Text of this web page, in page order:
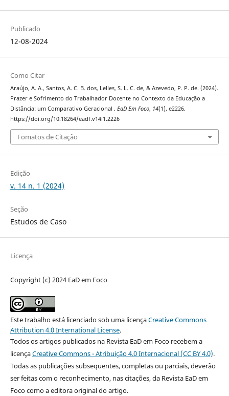
Publicado
12-08-2024
Como Citar
Araújo, A. A., Santos, A. C. B. dos, Lelles, S. L. C. de, & Azevedo, P. P. de. (2024).
Prazer e Sofrimento do Trabalhador Docente no Contexto da Educação a
Distância: um Comparativo Geracional . EaD Em Foco, 14(1), e2226.
https://doi.org/10.18264/eadf.v14i1.2226
Fomatos de Citação
Edição
v. 14 n. 1 (2024)
Seção
Estudos de Caso
Licença
Copyright (c) 2024 EaD em Foco
Este trabalho está licenciado sob uma licençaCreative Commons
Attribution 4.0 International License.
Todos os artigos publicados na Revista EaD em Foco recebem a
licençaCreative Commons - Atribuição 4.0 Internacional (CC BY 4.0).
Todas as publicações subsequentes, completas ou parciais, deverão
ser feitas com o reconhecimento, nas citações, da Revista EaD em
Foco como a editora original do artigo.